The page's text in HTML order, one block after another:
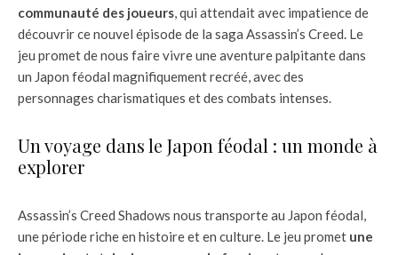
communauté des joueurs, qui attendait avec impatience de
découvrir ce nouvel épisode de la saga Assassin’s Creed. Le
jeu promet de nous faire vivre une aventure palpitante dans
un Japon féodal magnifiquement recréé, avec des
personnages charismatiques et des combats intenses.
Un voyage dans le Japon féodal : un monde à
explorer
Assassin’s Creed Shadows nous transporte au Japon féodal,
une période riche en histoire et en culture. Le jeu promet une